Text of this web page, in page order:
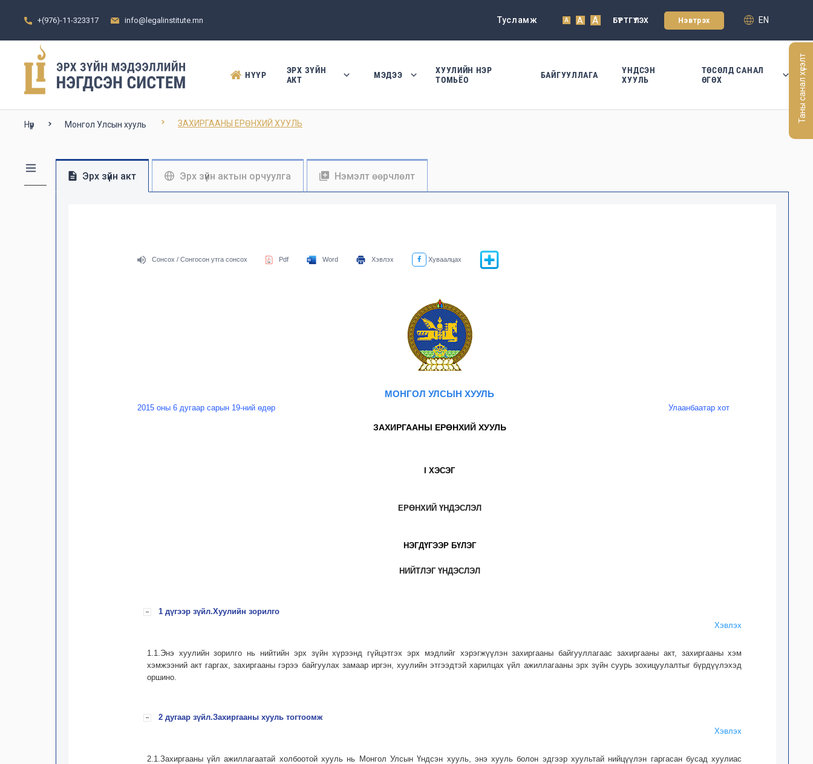
+(976)-11-323317 info@legalinstitute.mn Тусламж A A A БҮРТГҮҮЛЭХ Нэвтрэх EN
НҮҮР
ЭРХ ЗҮЙН
АКТ
МЭДЭЭ
ХУУЛИЙН НЭР
ТОМЬЁО
БАЙГУУЛЛАГА
ҮНДСЭН
ХУУЛЬ
ТӨСӨЛД САНАЛ
ӨГӨХ
Нүүр Монгол Улсын хууль ЗАХИРГААНЫ ЕРӨНХИЙ ХУУЛЬ
Эрх зүйн акт Эрх зүйн актын орчуулга Нэмэлт өөрчлөлт
Сонсох / Сонгосон утга сонсох Pdf Word Хэвлэх Хуваалцах
МОНГОЛ УЛСЫН ХУУЛЬ
2015 оны 6 дугаар сарын 19-ний өдөр Улаанбаатар хот
ЗАХИРГААНЫ ЕРӨНХИЙ ХУУЛЬ
I ХЭСЭГ
ЕРӨНХИЙ ҮНДЭСЛЭЛ
НЭГДҮГЭЭР БҮЛЭГ
НИЙТЛЭГ ҮНДЭСЛЭЛ
1 дүгээр зүйл.Хуулийн зорилго
Хэвлэх
1.1.Энэ хуулийн зорилго нь нийтийн эрх зүйн хүрээнд гүйцэтгэх эрх мэдлийг хэрэгжүүлэн захиргааны байгууллагаас захиргааны акт, захиргааны хэм
хэмжээний акт гаргах, захиргааны гэрээ байгуулах замаар иргэн, хуулийн этгээдтэй харилцах үйл ажиллагааны эрх зүйн суурь зохицуулалтыг бүрдүүлэхэд
оршино.
2 дугаар зүйл.Захиргааны хууль тогтоомж
Хэвлэх
2.1.Захиргааны үйл ажиллагаатай холбоотой хууль нь Монгол Улсын Үндсэн хууль, энэ хууль болон эдгээр хуультай нийцүүлэн гаргасан бусад хуулиас
Таны санал хүсэлт